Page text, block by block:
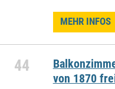
MEHR INFOS
44
von 1870